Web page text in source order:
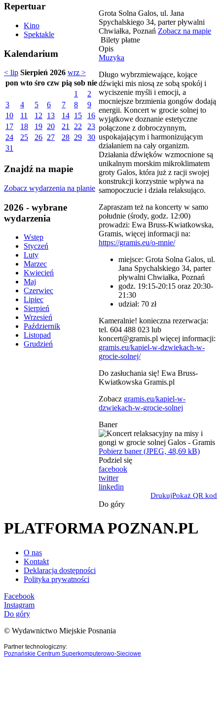
Repertuar
Kino
Spektakle
Kalendarium
< lip Sierpień 2026 wrz >
pon wto śro czw pią sob nie
1
2
3
4 5 6 7 8
9
10
11 12 13 14 15
16
17
18 19 20 21 22
23
24
25 26 27 28 29
30
31
Znajdź na mapie
Zobacz wydarzenia na planie
2026 - wybrane
wydarzenia
Wstęp
Styczeń
Luty
Marzec
Kwiecień
Maj
Czerwiec
Lipiec
Sierpień
Wrzesień
Październik
Listopad
Grudzień
Grota Solna Galos, ul. Jana
Spychalskiego 34, parter pływalni
Chwiałka, Poznań Zobacz na mapie
Bilety płatne
Opis
Muzyka
Długo wybrzmiewające, kojące
dźwięki mis niosą ze sobą spokój i
wyciszenie myśli i emocji, a
mocniejsze brzmienia gongów dodają
energii. Koncert w grocie solnej to
wyjątkowe doznanie estetyczne
połączone z dobroczynnym,
uspokajającym i harmonizującym
działaniem na cały organizm.
Działania dźwięków wzmocnione są
unikalnym morskim mikroklimatem
groty Galos, która już z racji swojej
konstrukcji korzystnie wpływa na
samopoczucie i działa relaksująco.
Zapraszam też na koncerty w samo
południe (środy, godz. 12:00)
prowadzi: Ewa Bruss-Kwiatkowska,
Gramis, więcej informacji na:
https://gramis.eu/o-mnie/
miejsce: Grota Solna Galos, ul.
Jana Spychalskiego 34, parter
pływalni Chwiałka, Poznań
godz. 19:15-20:15 oraz 20:30-
21:30
udział: 70 zł
Kameralnie! konieczna rezerwacja:
tel. 604 488 023 lub
koncert@gramis.pl więcej informacji:
gramis.eu/kapiel-w-dzwiekach-w-
grocie-solnej/
Do zasłuchania się! Ewa Bruss-
Kwiatkowska Gramis.pl
Zobacz gramis.eu/kapiel-w-
dzwiekach-w-grocie-solnej
Baner
Pobierz baner (JPEG, 48,69 kB)
Podziel się
facebook
twitter
linkedin
DrukujPokaż QR kod
Do góry
PLATFORMA POZNAN.PL
O nas
Kontakt
Deklaracja dostępności
Polityka prywatności
Facebook
Instagram
Do góry
© Wydawnictwo Miejskie Posnania
Partner technologiczny:
Poznańskie Centrum Superkomputerowo-Sieciowe